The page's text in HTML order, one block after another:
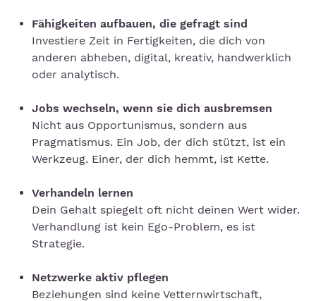
Fähigkeiten aufbauen, die gefragt sind
Investiere Zeit in Fertigkeiten, die dich von
anderen abheben, digital, kreativ, handwerklich
oder analytisch.
Jobs wechseln, wenn sie dich ausbremsen
Nicht aus Opportunismus, sondern aus
Pragmatismus. Ein Job, der dich stützt, ist ein
Werkzeug. Einer, der dich hemmt, ist Kette.
Verhandeln lernen
Dein Gehalt spiegelt oft nicht deinen Wert wider.
Verhandlung ist kein Ego-Problem, es ist
Strategie.
Netzwerke aktiv pflegen
Beziehungen sind keine Vetternwirtschaft,